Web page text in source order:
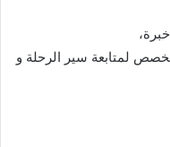
مخصص لمتابعة سير الرحلة و